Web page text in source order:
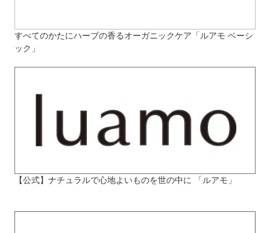
すべてのかたにハーブの香るオーガニックケア「ルアモ ベーシ
ック」
【公式】ナチュラルで心地よいものを世の中に 「ルアモ」